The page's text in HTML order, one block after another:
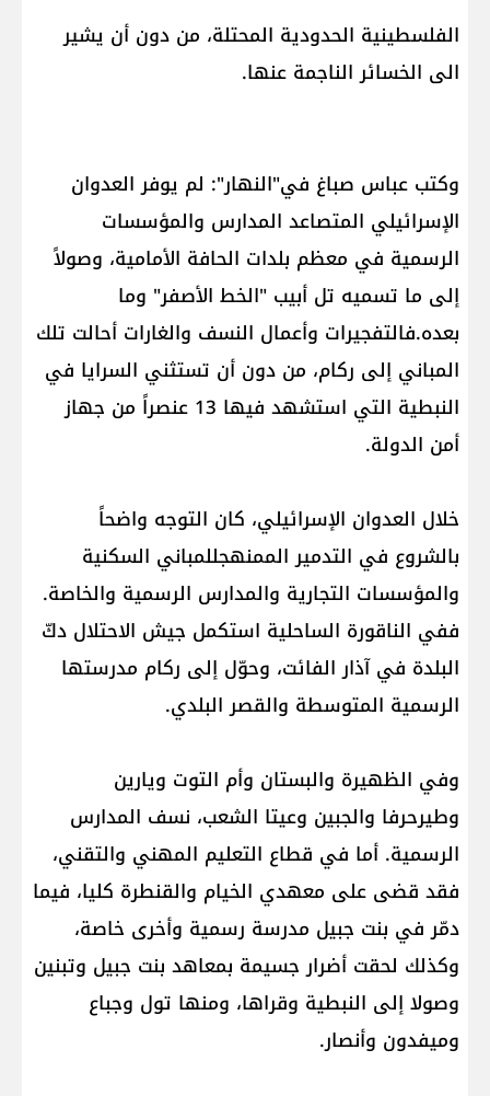
الفلسطينية الحدودية المحتلة، من دون أن يشير
الى الخسائر الناجمة عنها.
وكتب عباس صباغ في"النهار": لم يوفر العدوان
الإسرائيلي المتصاعد المدارس والمؤسسات
الرسمية في معظم بلدات الحافة الأمامية، وصولاً
إلى ما تسميه تل أبيب "الخط الأصفر" وما
بعده.فالتفجيرات وأعمال النسف والغارات أحالت تلك
المباني إلى ركام، من دون أن تستثني السرايا في
النبطية التي استشهد فيها 13 عنصراً من جهاز
أمن الدولة.
خلال العدوان الإسرائيلي، كان التوجه واضحاً
بالشروع في التدمير الممنهجللمباني السكنية
والمؤسسات التجارية والمدارس الرسمية والخاصة.
ففي الناقورة الساحلية استكمل جيش الاحتلال دكّ
البلدة في آذار الفائت، وحوّل إلى ركام مدرستها
الرسمية المتوسطة والقصر البلدي.
وفي الظهيرة والبستان وأم التوت ويارين
وطيرحرفا والجبين وعيتا الشعب، نسف المدارس
الرسمية. أما في قطاع التعليم المهني والتقني،
فقد قضى على معهدي الخيام والقنطرة كليا، فيما
دمّر في بنت جبيل مدرسة رسمية وأخرى خاصة،
وكذلك لحقت أضرار جسيمة بمعاهد بنت جبيل وتبنين
وصولا إلى النبطية وقراها، ومنها تول وجباع
وميفدون وأنصار.